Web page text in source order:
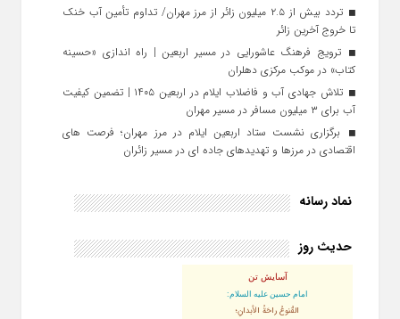
تردد بیش از ۲.۵ میلیون زائر از مرز مهران/ تداوم تأمین آب خنک
تا خروج آخرین زائر
ترویج فرهنگ عاشورایی در مسیر اربعین | راه‌ اندازی «حسینه
کتاب» در موکب مرکزی دهلران
تلاش جهادی آب و فاضلاب ایلام در اربعین ۱۴۰۵ | تضمین کیفیت
آب برای ۳ میلیون مسافر در مسیر مهران
برگزاری نشست ستاد اربعین ایلام در مرز مهران؛ فرصت‌ های
اقتصادی در مرزها و تهدیدهای جاده‌ ای در مسیر زائران
نماد رسانه
حدیث روز
آسایش تن
امام حسین علیه السلام:
القُنوعُ راحَةُ الأبدانِ؛